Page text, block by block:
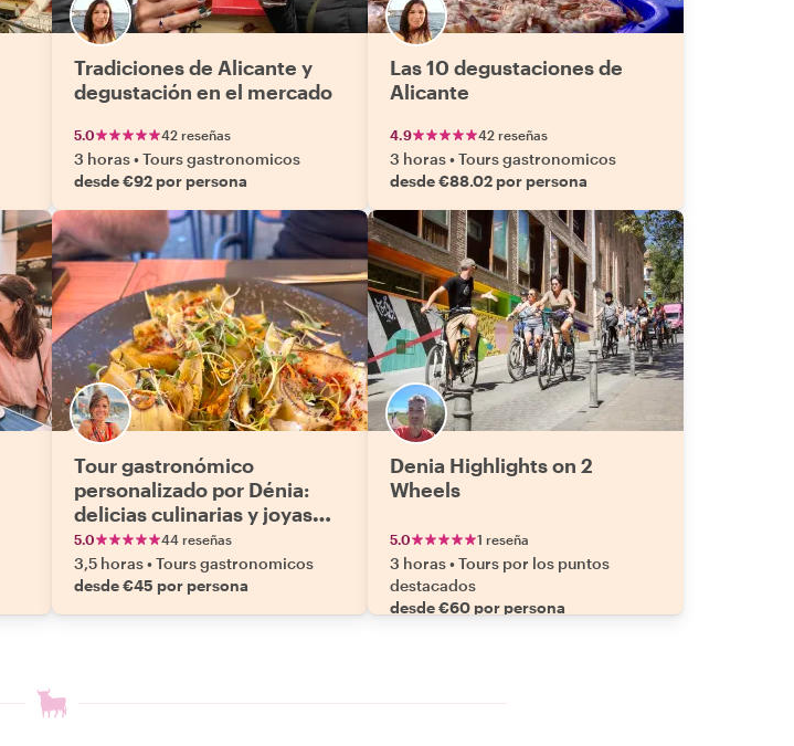
Tradiciones de Alicante y
degustación en el mercado
5.0 42 reseñas
3 horas•Tours gastronomicos
desde €92 por persona
Las 10 degustaciones de
Alicante
4.9 42 reseñas
3 horas•Tours gastronomicos
desde €88.02 por persona
Tour gastronómico
personalizado por Dénia:
delicias culinarias y joyas
ocultas
5.0 44 reseñas
3,5 horas•Tours gastronomicos
desde €45 por persona
Denia Highlights on 2
Wheels
5.0 1 reseña
3 horas•Tours por los puntos
destacados
desde €60 por persona